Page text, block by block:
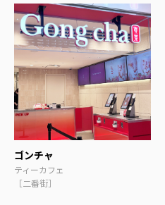
ゴンチャ
ティーカフェ
［二番街］